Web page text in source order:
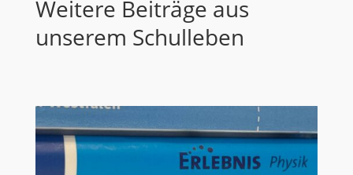
Weitere Beiträge aus
unserem Schulleben